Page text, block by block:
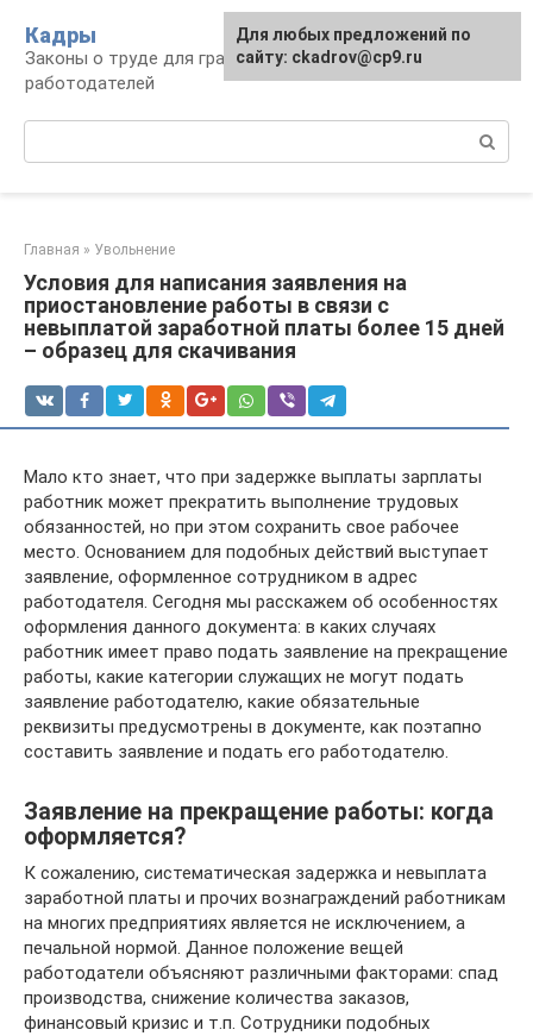
контенту
Кадры
Законы о труде для граждан и
работодателей
Главная » Увольнение
Условия для написания заявления на
приостановление работы в связи с
невыплатой заработной платы более 15 дней
– образец для скачивания
Мало кто знает, что при задержке выплаты зарплаты
работник может прекратить выполнение трудовых
обязанностей, но при этом сохранить свое рабочее
место. Основанием для подобных действий выступает
заявление, оформленное сотрудником в адрес
работодателя. Сегодня мы расскажем об особенностях
оформления данного документа: в каких случаях
работник имеет право подать заявление на прекращение
работы, какие категории служащих не могут подать
заявление работодателю, какие обязательные
реквизиты предусмотрены в документе, как поэтапно
составить заявление и подать его работодателю.
Заявление на прекращение работы: когда
оформляется?
К сожалению, систематическая задержка и невыплата
заработной платы и прочих вознаграждений работникам
на многих предприятиях является не исключением, а
печальной нормой. Данное положение вещей
работодатели объясняют различными факторами: спад
производства, снижение количества заказов,
финансовый кризис и т.п. Сотрудники подобных
Для любых предложений по
сайту: ckadrov@cp9.ru